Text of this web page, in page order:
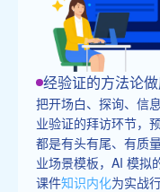
经验证的方法论
把开场白、探询、信
业验证的拜访环节，
都是有头有尾、有质
业场景模板，AI 模拟
课件知识内化为实战